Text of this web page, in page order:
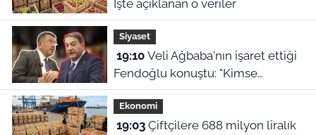
İşte açıklanan o veriler
Siyaset
19:10Veli Ağbaba'nın işaret ettiği
Fendoğlu konuştu: "Kimse
kimseye kefil olamaz"
Ekonomi
19:03Çiftçilere 688 milyon liralık